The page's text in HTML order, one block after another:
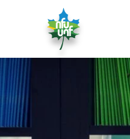
Aller au contenu